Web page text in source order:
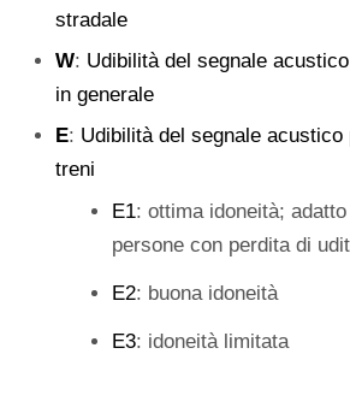
stradale
W: Udibilità del segnale
in generale
E: Udibilità del segnale
treni
E1: ottima idoneità;
persone con perdita di
E2: buona idoneità
E3: idoneità limitata